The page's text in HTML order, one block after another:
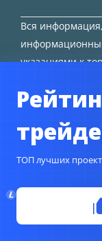
Вся
указаниями к
©
ТОП лучших